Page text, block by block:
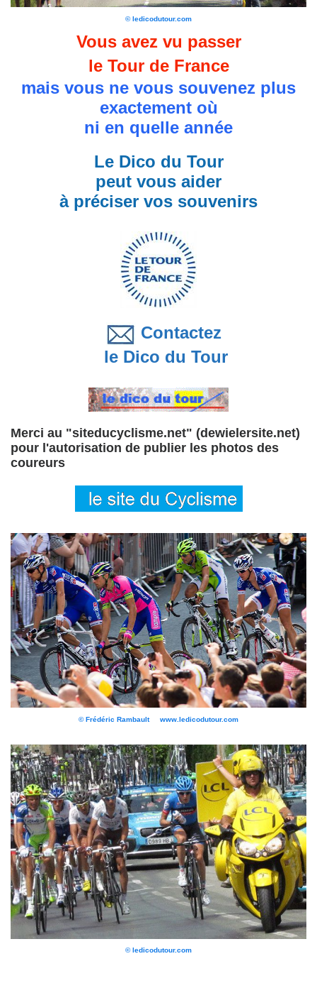
© ledicodutour.com
Vous avez vu passer
le Tour de France
mais vous ne vous souvenez plus
exactement où
ni en quelle année
Le Dico du Tour
peut vous aider
à préciser vos souvenirs
Contactez
le Dico du Tour
Merci au "siteducyclisme.net" (dewielersite.net)
pour l'autorisation de publier les photos des
coureurs
© Frédéric Rambault www.ledicodutour.com
© ledicodutour.com